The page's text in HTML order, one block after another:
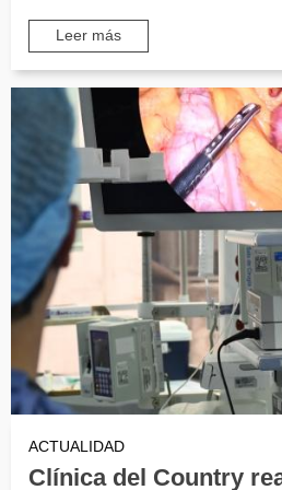
Leer más
ACTUALIDAD
Clínica del Country